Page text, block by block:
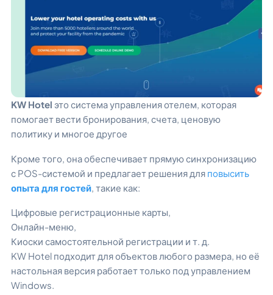
KW Hotel это система управления отелем, которая
помогает вести бронирования, счета, ценовую
политику и многое другое
Кроме того, она обеспечивает прямую синхронизацию
с POS-системой и предлагает решения для повысить
опыта для гостей , такие как:
Цифровые регистрационные карты,
Онлайн-меню,
Киоски самостоятельной регистрации и т. д.
KW Hotel подходит для объектов любого размера, но её
настольная версия работает только под управлением
Windows.